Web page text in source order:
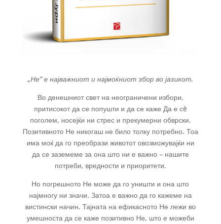
„Не“ е најважниот и најмоќниот збор во јазикот.
Во денешниот свет на неограничени избори,
притисокот да се попушти и да се каже Да е сè
поголем, носејќи ни стрес и прекумерни обврски.
Позитивното Не никогаш не било толку потребно. Тоа
има моќ да го преобрази животот овозможувајќи ни
да се заземеме за она што ни е важно – нашите
потреби, вредности и приоритети.
Но погрешното Не може да го уништи и она што
најмногу ни значи. Затоа е важно да го кажеме на
вистински начин. Тајната на ефикасното Не лежи во
умешноста да се каже позитивно Не, што е можеби